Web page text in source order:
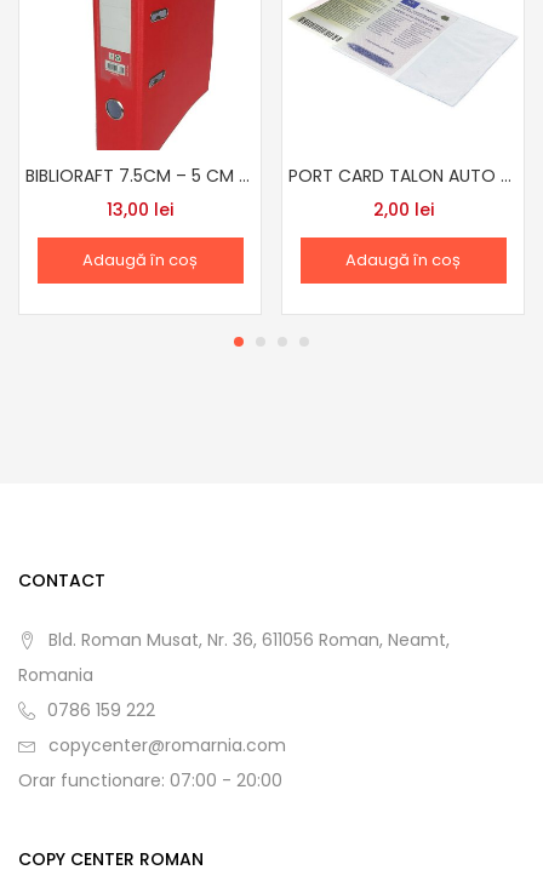
BIBLIORAFT 7.5CM – 5 CM PLASTIFIAT DIF CULORI
13,00 lei
Adaugă în coș
PORT CARD TALON AUTO NOU/VECHI 115X144
2,00 lei
Adaugă în coș
CONTACT
Bld. Roman Musat, Nr. 36, 611056 Roman, Neamt,
Romania
0786 159 222
copycenter@romarnia.com
Orar functionare: 07:00 - 20:00
COPY CENTER ROMAN